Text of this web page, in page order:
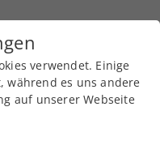
verwendet. Einige
während es uns andere
auf unserer Webseite